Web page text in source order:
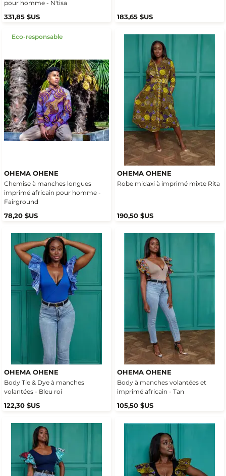
pour homme - N'tisa
331,85 $US 183,65 $US
Eco-responsable
OHEMA OHENE
Chemise à manches longues
imprimé africain pour homme -
Fairground
78,20 $US
OHEMA OHENE
Robe midaxi à imprimé mixte Rita
190,50 $US
OHEMA OHENE
Body Tie & Dye à manches
volantées - Bleu roi
122,30 $US
OHEMA OHENE
Body à manches volantées et
imprimé africain - Tan
105,50 $US